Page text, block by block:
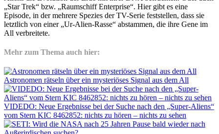
„Star Trek“ bzw. „Raumschiff Enterprise“. Hier gibt es eine
Episode, in der mehrere Spezies der TV-Serie feststellen, dass sie
letztlich von einer „Ur-Alien-Rasse“ abstammen, die ihre Gene im
All verbreitete.
Mehr zum Thema auch hier:
Astronomen rätseln über ein mysteriöses Signal aus dem All
VIDEDO: Neue Ergebnisse bei der Suche nach den „Super-Aliens“
vom Stern KIC 8462852: nichts zu hören – nichts zu sehen